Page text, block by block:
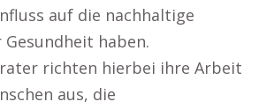
auf die nachhaltige
haben.
richten hierbei ihre Arbeit
aus, die